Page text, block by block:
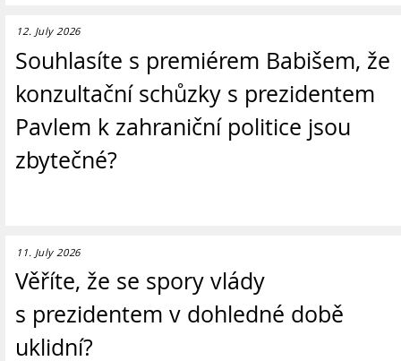
12. July 2026
Souhlasíte s premiérem Babišem, že
konzultační schůzky s prezidentem
Pavlem k zahraniční politice jsou
zbytečné?
11. July 2026
Věříte, že se spory vlády
s prezidentem v dohledné době
uklidní?